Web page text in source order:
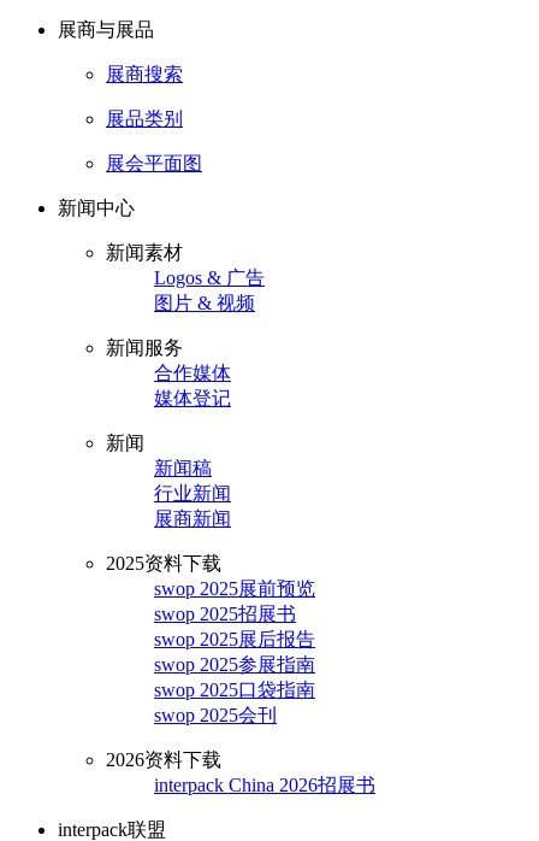
展商与展品
展商搜索
展品类别
展会平面图
新闻中心
新闻素材
Logos & 广告
图片 & 视频
新闻服务
合作媒体
媒体登记
新闻
新闻稿
行业新闻
展商新闻
2025资料下载
swop 2025展前预览
swop 2025招展书
swop 2025展后报告
swop 2025参展指南
swop 2025口袋指南
swop 2025会刊
2026资料下载
interpack China 2026招展书
interpack联盟